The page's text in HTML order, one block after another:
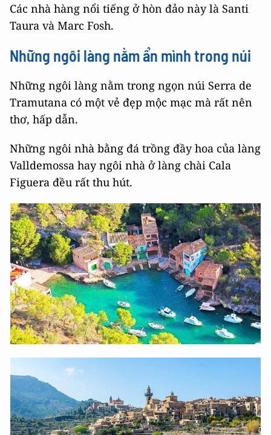
Các nhà hàng nổi tiếng ở hòn đảo này là Santi
Taura và Marc Fosh.
Những ngôi làng nằm ẩn mình trong núi
Những ngôi làng nằm trong ngọn núi Serra de
Tramutana có một vẻ đẹp mộc mạc mà rất nên
thơ, hấp dẫn.
Những ngôi nhà bằng đá trồng đầy hoa của làng
Valldemossa hay ngôi nhà ở làng chài Cala
Figuera đều rất thu hút.